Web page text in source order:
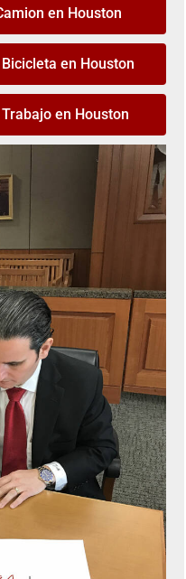
en Houston
en Houston
en Houston